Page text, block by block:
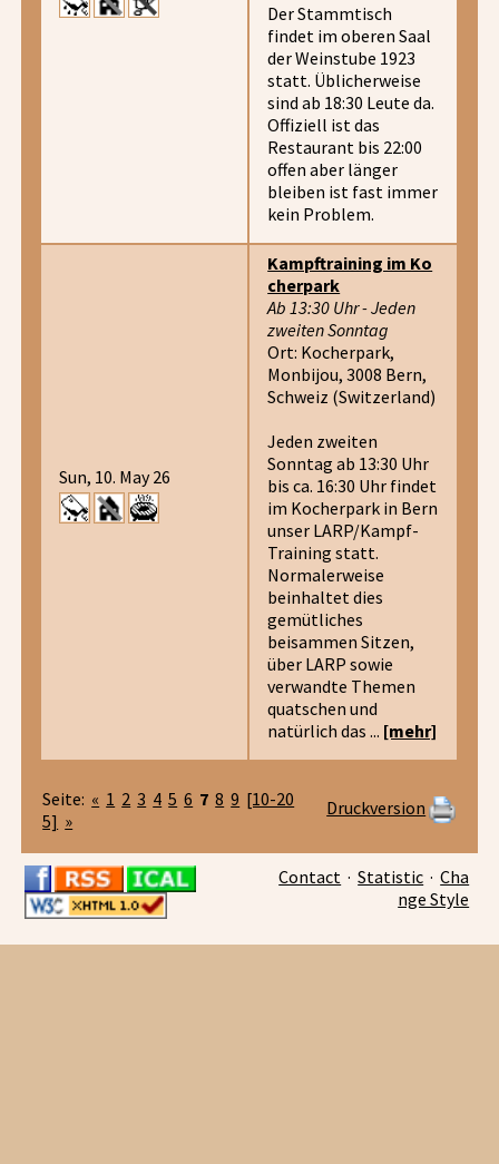
Der Stammtisch
findet im oberen Saal
der Weinstube 1923
statt. Üblicherweise
sind ab 18:30 Leute da.
Offiziell ist das
Restaurant bis 22:00
offen aber länger
bleiben ist fast immer
kein Problem.
Sun, 10. May 26
Kampftraining im Ko
cherpark
Ab 13:30 Uhr - Jeden
zweiten Sonntag
Ort: Kocherpark,
Monbijou, 3008 Bern,
Schweiz (Switzerland)
Jeden zweiten
Sonntag ab 13:30 Uhr
bis ca. 16:30 Uhr findet
im Kocherpark in Bern
unser LARP/Kampf-
Training statt.
Normalerweise
beinhaltet dies
gemütliches
beisammen Sitzen,
über LARP sowie
verwandte Themen
quatschen und
natürlich das ... [mehr]
Seite: « 1 2 3 4 5 6 78 9 [10-20
5] »
Druckversion
Contact ·Statistic ·Cha
nge Style